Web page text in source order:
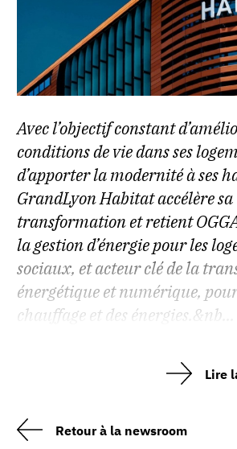
Avec l’objectif constant
conditions de vie dans ses
d’apporter la modernité à ses
GrandLyon Habitat accélère sa
transformation et retient
la gestion d’énergie pour les
sociaux, et acteur clé de la
énergétique et numérique,
chauffage et des énergies.&nb...
Lire
Retour à la newsroom